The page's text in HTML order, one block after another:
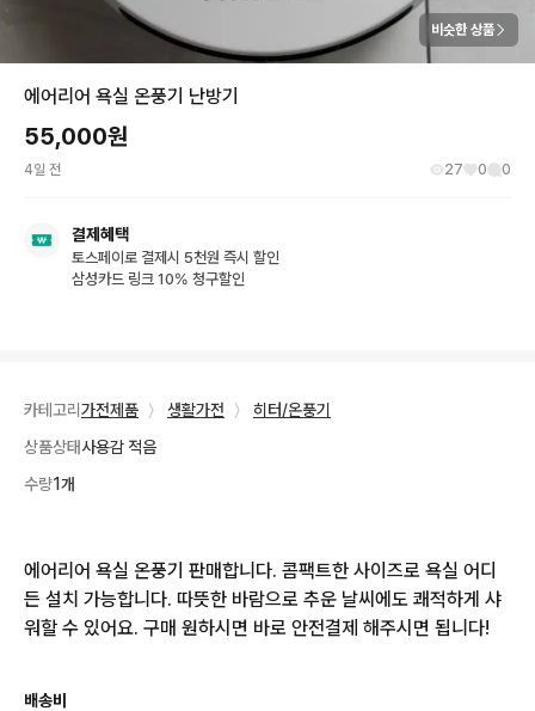
비슷한 상품
에어리어 욕실 온풍기 난방기
55,000원
4일 전 27 0 0
결제혜택
토스페이로 결제시 5천원 즉시 할인
삼성카드 링크 10% 청구할인
카테고리 가전제품 〉 생활가전 〉
히터/온풍기
상품상태사용감 적음
수량1개
에어리어 욕실 온풍기 판매합니다. 콤팩트한 사이즈로 욕실 어디
든 설치 가능합니다. 따뜻한 바람으로 추운 날씨에도 쾌적하게 샤
워할 수 있어요. 구매 원하시면 바로 안전결제 해주시면 됩니다!
배송비